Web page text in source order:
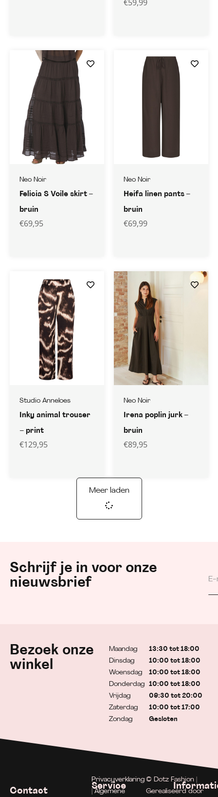
€59,99
Neo Noir
Felicia S Voile skirt –
bruin
€69,95
Neo Noir
Heifa linen pants –
bruin
€69,99
Studio Anneloes
Inky animal trouser
– print
€129,95
Neo Noir
Irena poplin jurk –
bruin
€89,95
Meer laden
Schrijf je in voor onze
nieuwsbrief
Bezoek onze
winkel
Maandag
Dinsdag
Woensdag
Donderdag
Vrijdag
Zaterdag
Zondag
13:30 tot 18:00
10:00 tot 18:00
10:00 tot 18:00
10:00 tot 18:00
09:30 tot 20:00
10:00 tot 17:00
Gesloten
Contact Service
Privacyverklaring
| Algemene
© Dotz Fashion |
Gerealiseerd door